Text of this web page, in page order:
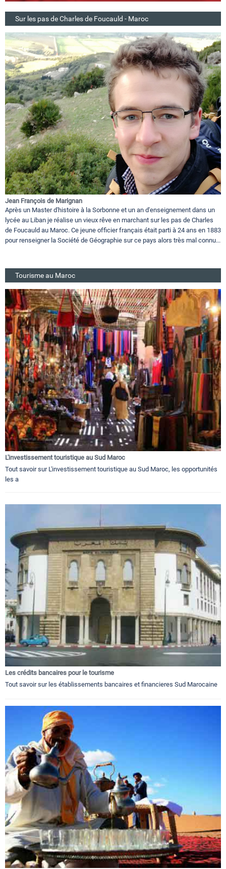
Sur les pas de Charles de Foucauld - Maroc
Jean François de Marignan
Après un Master d'histoire à la Sorbonne et un an d'enseignement dans un
lycée au Liban je réalise un vieux rêve en marchant sur les pas de Charles
de Foucauld au Maroc. Ce jeune officier français était parti à 24 ans en 1883
pour renseigner la Société de Géographie sur ce pays alors très mal connu...
Tourisme au Maroc
L'investissement touristique au Sud Maroc
Tout savoir sur L'investissement touristique au Sud Maroc, les opportunités
les a
Les crédits bancaires pour le tourisme
Tout savoir sur les établissements bancaires et financieres Sud Marocaine